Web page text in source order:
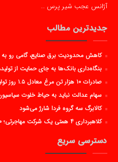
آژانس عجب شیر پرس …
جدیدترین مطالب
کاهش محدودیت برق صنایع، گامی رو به
بنگاه‌داری بانک‌ها به جای حمایت از
صادرات ۱۰ هزار تن مرغ معادل ۱.۵ روز تولید کشور است
سهام عدالت نباید به حیاط خلوت
کالابرگ سه گروه فردا شارژ می‌شود
کلاهبرداری ۴ همتی یک شرکت مهاجرتی؛ ۳۰۰ شاکی تاکنون
دسترسی سریع